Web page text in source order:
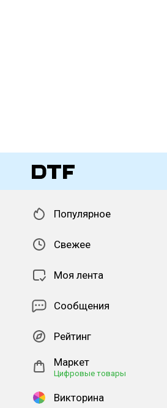
Популярное
Свежее
Моя лента
Сообщения
Рейтинг
Маркет
Цифровые товары
Викторина